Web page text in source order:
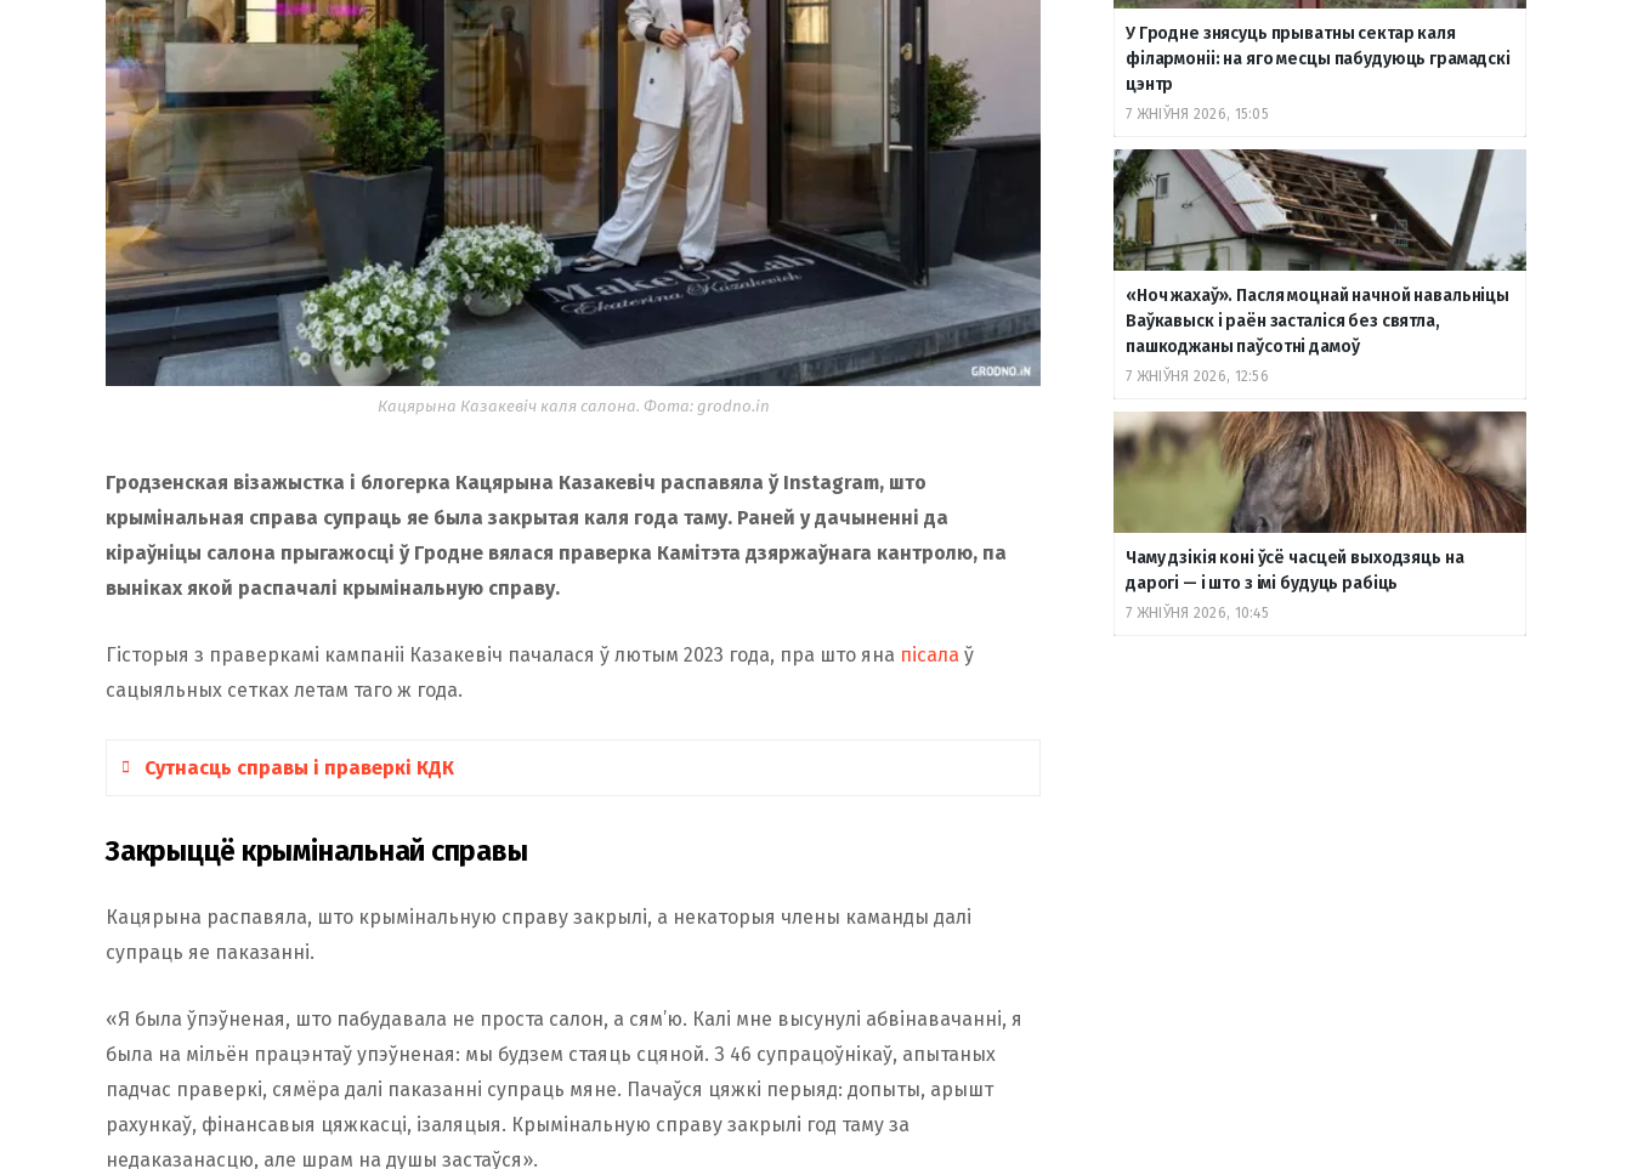
Кацярына Казакевіч каля салона. Фота: grodno.in
Гродзенская візажыстка і блогерка Кацярына Казакевіч распавяла ў Instagram, што
крымінальная справа супраць яе была закрытая каля года таму. Раней у дачыненні да
кіраўніцы салона прыгажосці ў Гродне вялася праверка Камітэта дзяржаўнага кантролю, па
выніках якой распачалі крымінальную справу.
Гісторыя з праверкамі кампаніі Казакевіч пачалася ў лютым 2023 года, пра што яна пісала ў
сацыяльных сетках летам таго ж года.
Сутнасць справы і праверкі КДК
У пасце ад 2 чэрвеня 2023 года адзначалася: «Арганізацыя праходзіць праверку
цікавыя размовы пра тое, хто гэта зрабіў. Для мяне дзейнасць кантрольных органаў —
натуральная частка ўзаемадзеяння дзяржавы і бізнесу, накіраваная на паляпшэнне працы
раздражняе…»
Праверкі КДК і схаваная выручка
Пазней стала вядома, што ў кастрычніку 2024 года Камітэт дзяржкантролю абнародаваў
Закрыццё крымінальнай справы
Кацярына распавяла, што крымінальную справу закрылі, а некаторыя члены каманды далі
супраць яе паказанні.
«Я была ўпэўненая, што пабудавала не проста салон, а сям’ю. Калі мне высунулі абвінавачанні, я
была на мільён працэнтаў упэўненая: мы будзем стаяць сцяной. З 46 супрацоўнікаў, апытаных
падчас праверкі, сямёра далі паказанні супраць мяне. Пачаўся цяжкі перыяд: допыты, арышт
рахункаў, фінансавыя цяжкасці, ізаляцыя. Крымінальную справу закрылі год таму за
недаказанасцю, але шрам на душы застаўся».
У Гродне знясуць прыватны сектар каля
філармоніі: на яго месцы пабудуюць грамадскі
цэнтр
7 ЖНІЎНЯ 2026, 15:05
«Ноч жахаў». Пасля моцнай начной навальніцы
Ваўкавыск і раён засталіся без святла,
пашкоджаны паўсотні дамоў
7 ЖНІЎНЯ 2026, 12:56
Чаму дзікія коні ўсё часцей выходзяць на
дарогі — і што з імі будуць рабіць
7 ЖНІЎНЯ 2026, 10:45